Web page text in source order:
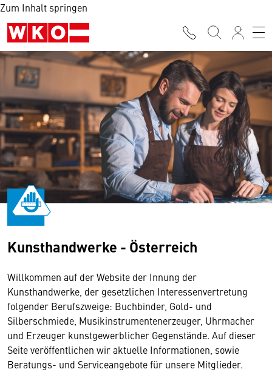
Zum Inhalt springen
Kunsthandwerke - Österreich
Willkommen auf der Website der Innung der
Kunsthandwerke, der gesetzlichen Interessenvertretung
folgender Berufszweige: Buchbinder, Gold- und
Silberschmiede, Musikinstrumentenerzeuger, Uhrmacher
und Erzeuger kunstgewerblicher Gegenstände. Auf dieser
Seite veröffentlichen wir aktuelle Informationen, sowie
Beratungs- und Serviceangebote für unsere Mitglieder.